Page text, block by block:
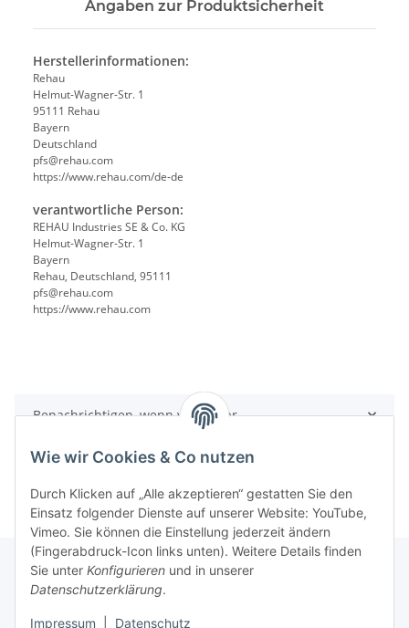
Wie wir Cookies & Co nutzen
Durch Klicken auf „Alle akzeptieren“ gestatten Sie den
Einsatz folgender Dienste auf unserer Website: YouTube,
Vimeo. Sie können die Einstellung jederzeit ändern
(Fingerabdruck-Icon links unten). Weitere Details finden
Sie unter Konfigurieren und in unserer
Datenschutzerklärung.
Impressum Datenschutz
Angaben zur Produktsicherheit
Herstellerinformationen:
Rehau
Helmut-Wagner-Str. 1
95111 Rehau
Bayern
Deutschland
pfs@rehau.com
https://www.rehau.com/de-de
verantwortliche Person:
REHAU Industries SE & Co. KG
Helmut-Wagner-Str. 1
Bayern
Rehau, Deutschland, 95111
pfs@rehau.com
https://www.rehau.com
Benachrichtigen, wenn verfügbar